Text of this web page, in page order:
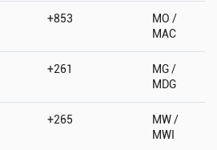
+853
MO /
MAC
+261
MG /
MDG
+265
MW /
MWI